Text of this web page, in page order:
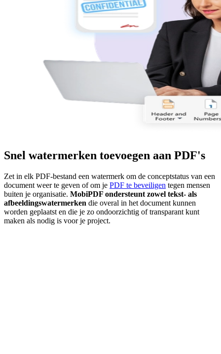
Snel watermerken toevoegen aan PDF's
Zet in elk PDF-bestand een watermerk om de conceptstatus van een
document weer te geven of om je PDF te beveiligen tegen mensen
buiten je organisatie. MobiPDF ondersteunt zowel tekst- als
afbeeldingswatermerken die overal in het document kunnen
worden geplaatst en die je zo ondoorzichtig of transparant kunt
maken als nodig is voor je project.